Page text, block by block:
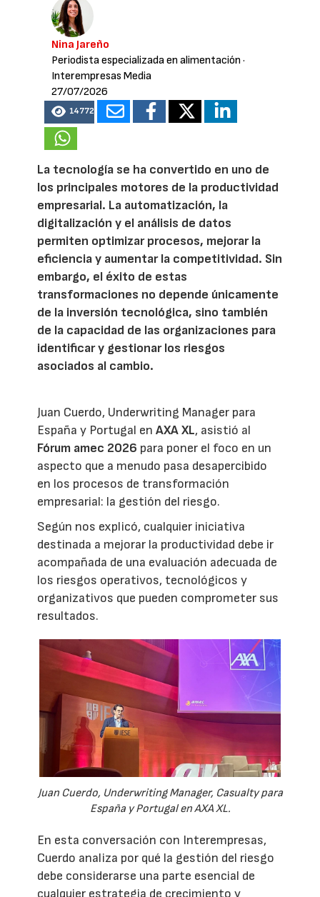
Nina Jareño
Periodista especializada en alimentación ·
Interempresas Media
27/07/2026
14772
La tecnología se ha convertido en uno de
los principales motores de la productividad
empresarial. La automatización, la
digitalización y el análisis de datos
permiten optimizar procesos, mejorar la
eficiencia y aumentar la competitividad. Sin
embargo, el éxito de estas
transformaciones no depende únicamente
de la inversión tecnológica, sino también
de la capacidad de las organizaciones para
identificar y gestionar los riesgos
asociados al cambio.
Juan Cuerdo, Underwriting Manager para
España y Portugal enAXA XL, asistió al
Fórum amec 2026 para poner el foco en un
aspecto que a menudo pasa desapercibido
en los procesos de transformación
empresarial: la gestión del riesgo.
Según nos explicó, cualquier iniciativa
destinada a mejorar la productividad debe ir
acompañada de una evaluación adecuada de
los riesgos operativos, tecnológicos y
organizativos que pueden comprometer sus
resultados.
Juan Cuerdo, Underwriting Manager, Casualty para
España y Portugal en AXA XL.
En esta conversación con Interempresas,
Cuerdo analiza por qué la gestión del riesgo
debe considerarse una parte esencial de
cualquier estrategia de crecimiento y